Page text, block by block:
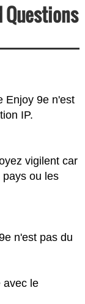
Questions
Enjoy 9e n'est
IP.
vigilent car
ou les
n'est pas du
avec le